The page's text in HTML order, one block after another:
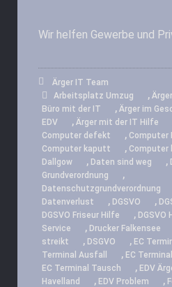
Wir helfen Gewerbe und
Ärger IT Team
Arbeitsplatz Umzug
,
Büro mit der IT
, Ärger im
EDV
, Ärger mit der IT Hilfe
Computer defekt , Computer
Computer kaputt , Computer
Dallgow , Daten sind weg ,
Grundverordnung
,
Datenschutzgrundverordnung
Datenverlust , DGSVO ,
DGSVO Friseur Hilfe , DGSVO
Service
, Drucker Falkensee
streikt
, DSGVO , EC
Terminal Ausfall
, EC
EC Terminal Tausch , EDV
Havelland
, EDV Problem ,